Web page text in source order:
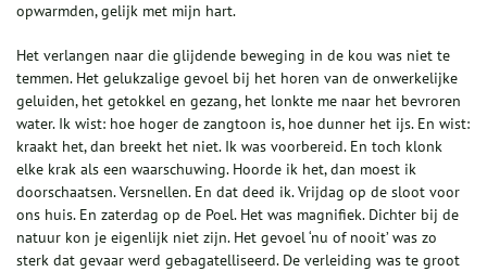
opwarmden, gelijk met mijn hart.
Het verlangen naar die glijdende beweging in de kou was niet te
temmen. Het gelukzalige gevoel bij het horen van de onwerkelijke
geluiden, het getokkel en gezang, het lonkte me naar het bevroren
water. Ik wist: hoe hoger de zangtoon is, hoe dunner het ijs. En wist:
kraakt het, dan breekt het niet. Ik was voorbereid. En toch klonk
elke krak als een waarschuwing. Hoorde ik het, dan moest ik
doorschaatsen. Versnellen. En dat deed ik. Vrijdag op de sloot voor
ons huis. En zaterdag op de Poel. Het was magnifiek. Dichter bij de
natuur kon je eigenlijk niet zijn. Het gevoel ‘nu of nooit’ was zo
sterk dat gevaar werd gebagatelliseerd. De verleiding was te groot